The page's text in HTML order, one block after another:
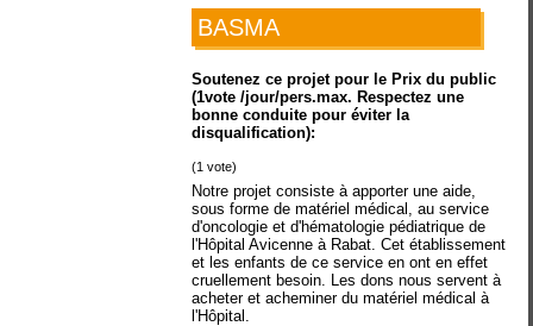
BASMA
Soutenez ce projet pour le Prix du public
(1vote /jour/pers.max. Respectez une
bonne conduite pour éviter la
disqualification):
(1 vote)
Notre projet consiste à apporter une aide,
sous forme de matériel médical, au service
d'oncologie et d'hématologie pédiatrique de
l'Hôpital Avicenne à Rabat. Cet établissement
et les enfants de ce service en ont en effet
cruellement besoin. Les dons nous servent à
acheter et acheminer du matériel médical à
l'Hôpital.